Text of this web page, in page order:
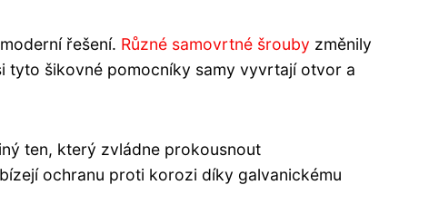
řešení. Různé samovrtné šrouby změnily
tyto šikovné pomocníky samy vyvrtají otvor a
ten, který zvládne prokousnout
ochranu proti korozi díky galvanickému